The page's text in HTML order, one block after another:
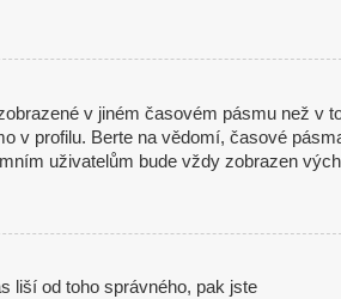
v jiném časovém pásmu než v
v profilu. Berte na vědomí, časové
uživatelům bude vždy zobrazen
liší od toho správného, pak jste